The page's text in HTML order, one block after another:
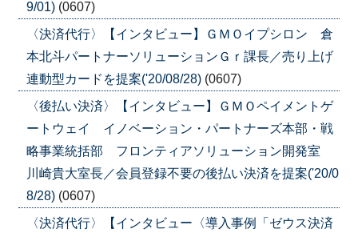
9/01) (0607)
〈決済代行〉【インタビュー】ＧＭＯイプシロン 倉
本北斗パートナーソリューションＧｒ課長／売り上げ
連動型カードを提案('20/08/28) (0607)
〈後払い決済〉【インタビュー】ＧＭＯペイメントゲ
ートウェイ イノベーション・パートナーズ本部・戦
略事業統括部 フロンティアソリューション開発室
川崎貴大室長／会員登録不要の後払い決済を提案('20/0
8/28) (0607)
〈決済代行〉【インタビュー〈導入事例「ゼウス決済